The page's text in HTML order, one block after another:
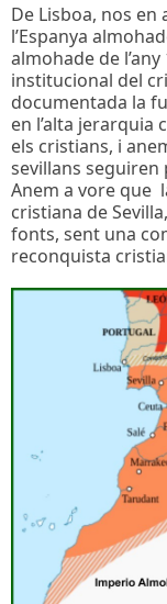
De Lisboa, nos en
l’Espanya
almohade de
institucional del
documentada la
en l’alta
els cristians, i
sevillans seguiren
Anem a vore que
cristiana de
fonts, sent una
reconquista